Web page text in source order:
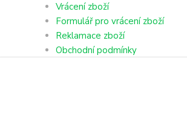
Vrácení zboží
Formulář pro vrácení zboží
Reklamace zboží
Obchodní podmínky